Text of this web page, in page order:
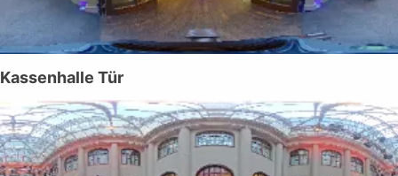
Kassenhalle Tür